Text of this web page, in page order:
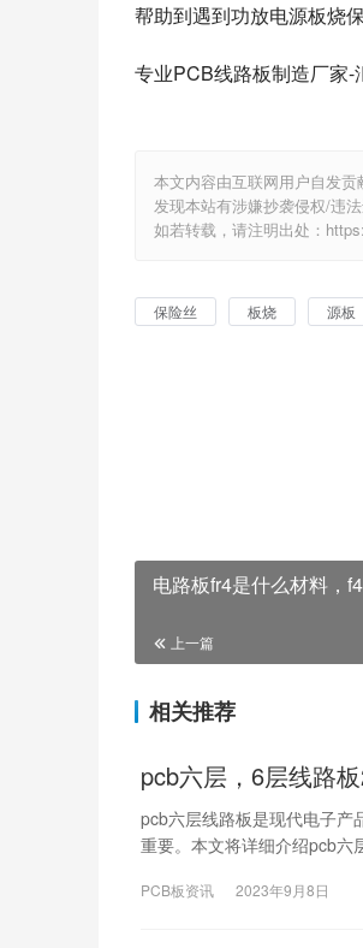
帮助到遇到功放电源板烧
专业PCB线路板制造厂家-
本文内容由互联网用户自发
发现本站有涉嫌抄袭侵权/违
如若转载，请注明出处：
保险丝 板烧 源板
电路板fr4是什么材料，
上一篇
相关推荐
pcb六层，6层线路
pcb六层线路板是现代电子产
重要。本文将详细介绍pcb
PCB板资讯 2023年9月8日